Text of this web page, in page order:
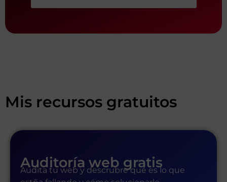
Mis recursos gratuitos
Auditoría web gratis
Audita tu web y descrubre qué es lo que